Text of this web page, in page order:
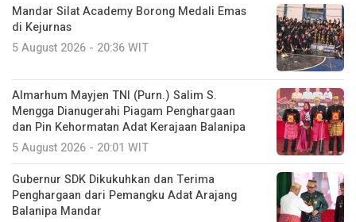
Mandar Silat Academy Borong Medali Emas
di Kejurnas
5 August 2026 - 20:36 WIT
Almarhum Mayjen TNI (Purn.) Salim S.
Mengga Dianugerahi Piagam Penghargaan
dan Pin Kehormatan Adat Kerajaan Balanipa
5 August 2026 - 20:01 WIT
Gubernur SDK Dikukuhkan dan Terima
Penghargaan dari Pemangku Adat Arajang
Balanipa Mandar